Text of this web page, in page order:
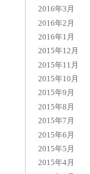
2016年3月
2016年2月
2016年1月
2015年12月
2015年11月
2015年10月
2015年9月
2015年8月
2015年7月
2015年6月
2015年5月
2015年4月